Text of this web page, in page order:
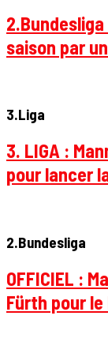
saison par
3.Liga
3. LIGA :
pour lancer
2.Bundesliga
OFFICIEL :
Fürth pour